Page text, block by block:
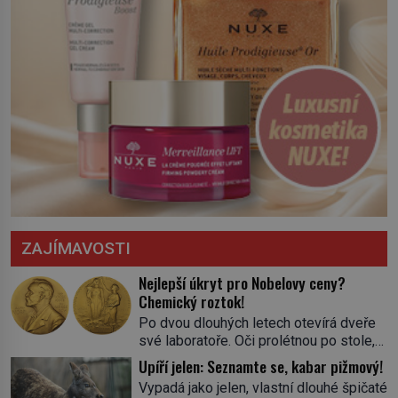
ZAJÍMAVOSTI
Nejlepší úkryt pro Nobelovy ceny?
Chemický roztok!
Po dvou dlouhých letech otevírá dveře
své laboratoře. Oči prolétnou po stole,
aby pak ulpěly na regálu, kde se nachází
všemožné látky. Hledá žluto-oranžovou
tekutinu, jakmile ji zahlédne, nesmírně
Upíří jelen: Seznamte se, kabar pižmový!
Vypadá jako jelen, vlastní dlouhé špičaté